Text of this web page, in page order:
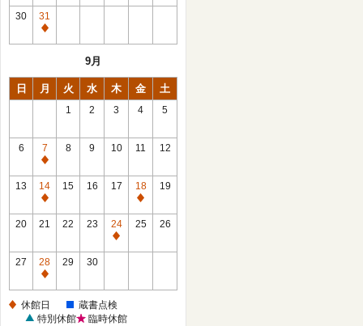
館
日
30
31
休
9月
日 月 火 水 木 金 土
1 2 3 4 5
6
7
休
館
日
8 9 10 11 12
13
14
休
館
15 16 17
18
休
館
19
20 21 22 23
24
休
25 26
27
28
休
日
29 30
休館日
蔵書点検
特別休館
臨時休館